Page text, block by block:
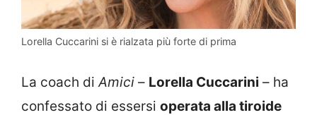
Lorella Cuccarini si è rialzata più forte di prima
La coach di Amici – Lorella Cuccarini – ha
confessato di essersi operata alla tiroide